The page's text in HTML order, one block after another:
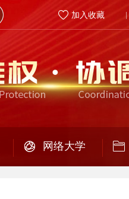
加入收藏
网络大学